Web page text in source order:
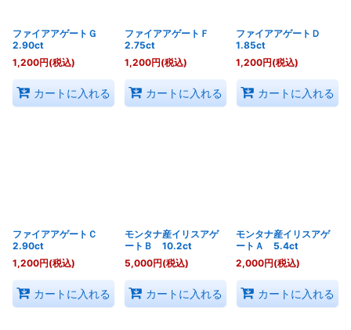
ファイアアゲートＧ
2.90ct
1,200円(税込)
カートに入れる
ファイアアゲートＦ
2.75ct
1,200円(税込)
カートに入れる
ファイアアゲートＤ
1.85ct
1,200円(税込)
カートに入れる
ファイアアゲートＣ
2.90ct
1,200円(税込)
カートに入れる
モンタナ産イリスアゲ
ートＢ 10.2ct
5,000円(税込)
カートに入れる
モンタナ産イリスアゲ
ートＡ 5.4ct
2,000円(税込)
カートに入れる